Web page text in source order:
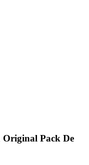
Original Pack De